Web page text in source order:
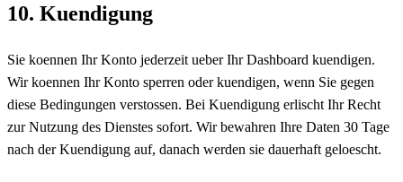
10. Kuendigung
Sie koennen Ihr Konto jederzeit ueber Ihr Dashboard kuendigen.
Wir koennen Ihr Konto sperren oder kuendigen, wenn Sie gegen
diese Bedingungen verstossen. Bei Kuendigung erlischt Ihr Recht
zur Nutzung des Dienstes sofort. Wir bewahren Ihre Daten 30 Tage
nach der Kuendigung auf, danach werden sie dauerhaft geloescht.